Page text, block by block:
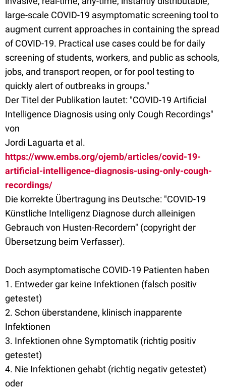
large-scale COVID-19 asymptomatic screening tool to
augment current approaches in containing the spread
of COVID-19. Practical use cases could be for daily
screening of students, workers, and public as schools,
jobs, and transport reopen, or for pool testing to
quickly alert of outbreaks in groups."
Der Titel der Publikation lautet: "COVID-19 Artificial
Intelligence Diagnosis using only Cough Recordings"
von
Jordi Laguarta et al.
https://www.embs.org/ojemb/articles/covid-19-
artificial-intelligence-diagnosis-using-only-cough-
recordings/
Die korrekte Übertragung ins Deutsche: "COVID-19
Künstliche Intelligenz Diagnose durch alleinigen
Gebrauch von Husten-Recordern" (copyright der
Übersetzung beim Verfasser).
Doch asymptomatische COVID-19 Patienten haben
1. Entweder gar keine Infektionen (falsch positiv
getestet)
2. Schon überstandene, klinisch inapparente
Infektionen
3. Infektionen ohne Symptomatik (richtig positiv
getestet)
4. Nie Infektionen gehabt (richtig negativ getestet)
oder